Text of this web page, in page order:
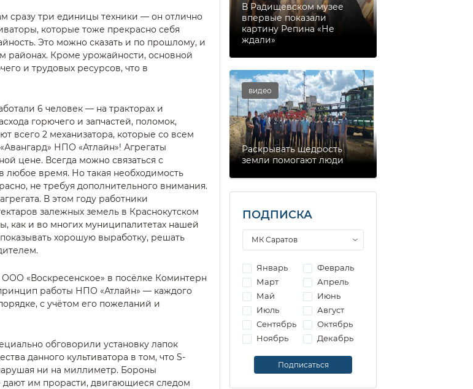
сразу три единицы техники — он отлично
которые тоже прекрасно себя
Это можно сказать и по прошлому, и
районах. Кроме урожайности, основной
и трудовых ресурсов, что в
6 человек — на тракторах и
горючего и запчастей, поломок,
всего 2 механизатора, которые со всем
НПО «Атлайн»! Агрегаты
цене. Всегда можно связаться с
время. Но такая необходимость
не требуя дополнительного внимания.
В этом году работники
залежных земель в Краснокутском
как и во многих муниципалитетах нашей
хорошую выработку, решать
«Воскресенское» в посёлке Коминтерн
работы НПО «Атлайн» — каждого
с учётом его пожеланий и
обговорили установку лапок
данного культиватора в том, что S-
ни на миллиметр. Бороны
дают им прорасти, двигающиеся следом
В Радищевском музее
впервые показали
картину Репина «Не
ждали»
видео
Раскрывать щедрость
земли помогают люди
ПОДПИСКА
Январь
Февраль
Март
Апрель
Май
Июнь
Июль
Август
Сентябрь
Октябрь
Ноябрь
Декабрь